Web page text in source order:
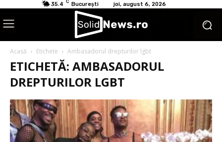
35.4 C București joi, august 6, 2026
Acasă Etichete Ambasadorul drepturilor lgbt
ETICHETĂ: AMBASADORUL
DREPTURILOR LGBT